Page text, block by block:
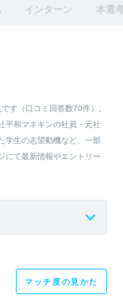
インターン 本選
す（口コミ回答数70件）。
平和マネキンの社員・元社
学生の志望動機など、一部
にて最新情報やエントリー
マッチ度の見かた